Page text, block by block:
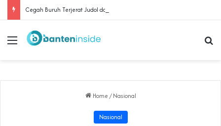
Menu
Home / Nasional
Nasional